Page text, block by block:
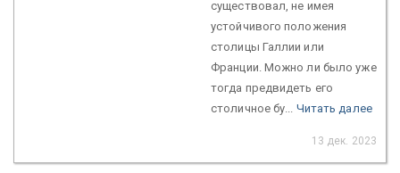
существовал, не имея
устойчивого положения
столицы Галлии или
Франции. Можно ли было уже
тогда предвидеть его
столичное бу... Читать далее
13 дек. 2023